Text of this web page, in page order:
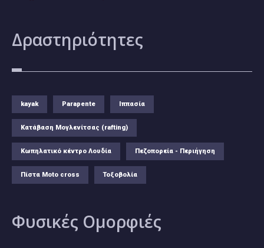
Δραστηριότητες
kayak Parapente Ιππασία
Κατάβαση Μογλενίτσας (rafting)
Κωπηλατικό κέντρο Λουδία Πεζοπορεία - Περιήγηση
Πίστα Moto cross Τοξοβολία
Φυσικές Ομορφιές